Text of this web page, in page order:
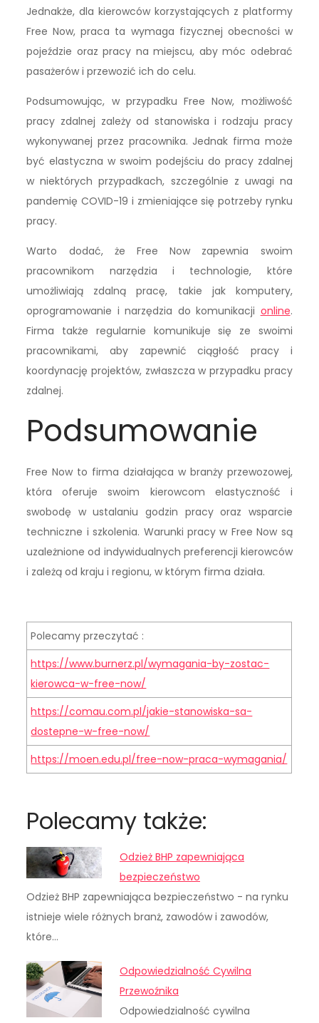
Jednakże, dla kierowców korzystających z platformy
Free Now, praca ta wymaga fizycznej obecności w
pojeździe oraz pracy na miejscu, aby móc odebrać
pasażerów i przewozić ich do celu.
Podsumowując, w przypadku Free Now, możliwość
pracy zdalnej zależy od stanowiska i rodzaju pracy
wykonywanej przez pracownika. Jednak firma może
być elastyczna w swoim podejściu do pracy zdalnej
w niektórych przypadkach, szczególnie z uwagi na
pandemię COVID-19 i zmieniające się potrzeby rynku
pracy.
Warto dodać, że Free Now zapewnia swoim
pracownikom narzędzia i technologie, które
umożliwiają zdalną pracę, takie jak komputery,
oprogramowanie i narzędzia do komunikacji online.
Firma także regularnie komunikuje się ze swoimi
pracownikami, aby zapewnić ciągłość pracy i
koordynację projektów, zwłaszcza w przypadku pracy
zdalnej.
Podsumowanie
Free Now to firma działająca w branży przewozowej,
która oferuje swoim kierowcom elastyczność i
swobodę w ustalaniu godzin pracy oraz wsparcie
techniczne i szkolenia. Warunki pracy w Free Now są
uzależnione od indywidualnych preferencji kierowców
i zależą od kraju i regionu, w którym firma działa.
Polecamy przeczytać :
https://www.burnerz.pl/wymagania-by-zostac-
kierowca-w-free-now/
https://comau.com.pl/jakie-stanowiska-sa-
dostepne-w-free-now/
https://moen.edu.pl/free-now-praca-wymagania/
Polecamy także:
Odzież BHP zapewniająca
bezpieczeństwo
Odzież BHP zapewniająca bezpieczeństwo - na rynku
istnieje wiele różnych branż, zawodów i zawodów,
które…
Odpowiedzialność Cywilna
Przewoźnika
Odpowiedzialność cywilna